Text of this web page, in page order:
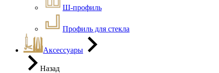
Ш-профиль
Профиль для стекла
Аксессуары
Назад